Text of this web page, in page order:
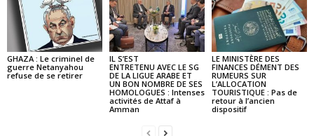
GHAZA : Le criminel de
guerre Netanyahou
refuse de se retirer
IL S’EST
ENTRETENU AVEC LE SG
DE LA LIGUE ARABE ET
UN BON NOMBRE DE SES
HOMOLOGUES : Intenses
activités de Attaf à
Amman
LE MINISTÈRE DES
FINANCES DÉMENT DES
RUMEURS SUR
L’ALLOCATION
TOURISTIQUE : Pas de
retour à l’ancien
dispositif